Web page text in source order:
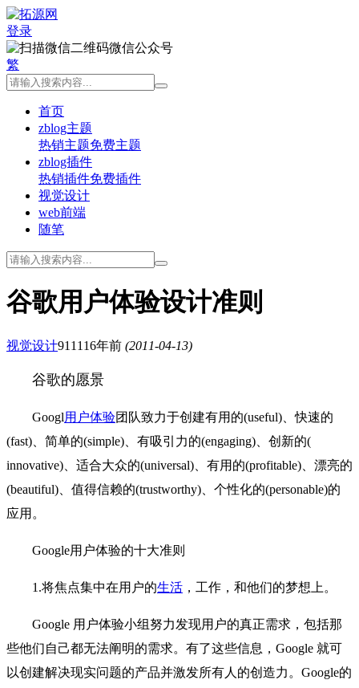
登录
微信公众号
繁
首页
zblog主题
热销主题免费主题
zblog插件
热销插件免费插件
视觉设计
web前端
随笔
谷歌用户体验设计准则
视觉设计9111 16年前 (2011-04-13)
谷歌的愿景
Googl用户体验团队致力于创建有用的(useful)、快速的
(fast)、简单的(simple)、有吸引力的(engaging)、创新的(
innovative)、适合大众的(universal)、有用的(profitable)、漂亮的
(beautiful)、值得信赖的(trustworthy)、个性化的(personable)的
应用。
Google用户体验的十大准则
1.将焦点集中在用户的生活 ，工作，和他们的梦想上。
Google 用户体验小组努力发现用户的真正需求，包括那
些他们自己都无法阐明的需求。有了这些信息，Google 就可
以创建解决现实问题的产品并激发所有人的创造力。Google的